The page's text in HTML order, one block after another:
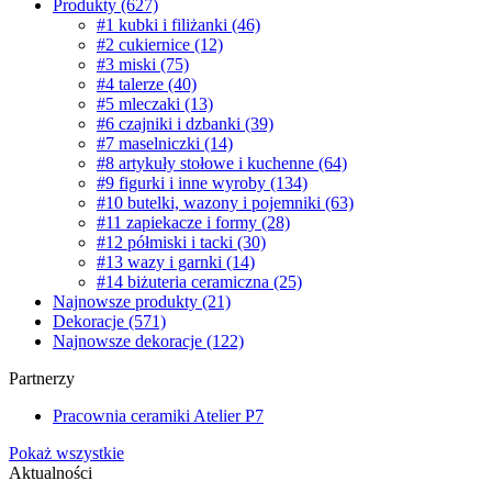
Produkty (627)
#1 kubki i filiżanki (46)
#2 cukiernice (12)
#3 miski (75)
#4 talerze (40)
#5 mleczaki (13)
#6 czajniki i dzbanki (39)
#7 maselniczki (14)
#8 artykuły stołowe i kuchenne (64)
#9 figurki i inne wyroby (134)
#10 butelki, wazony i pojemniki (63)
#11 zapiekacze i formy (28)
#12 półmiski i tacki (30)
#13 wazy i garnki (14)
#14 biżuteria ceramiczna (25)
Najnowsze produkty (21)
Dekoracje (571)
Najnowsze dekoracje (122)
Partnerzy
Pracownia ceramiki Atelier P7
Pokaż wszystkie
Aktualności